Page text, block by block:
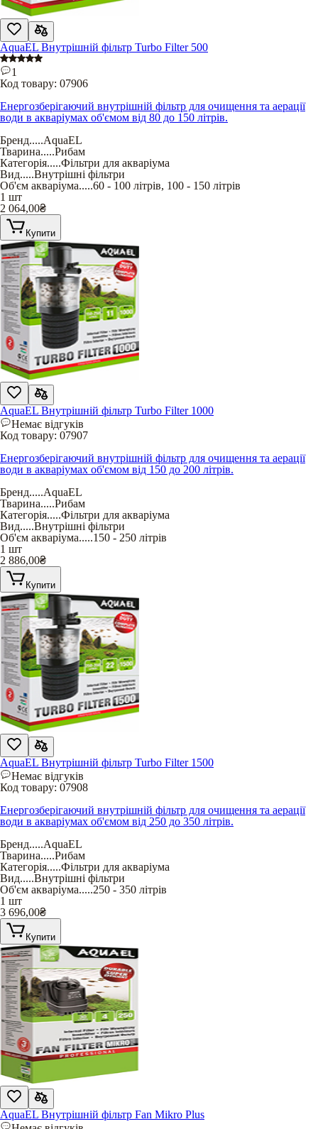
AquaEL Внутрішній фільтр Turbo Filter 500
1
Код товару: 07906
Енергозберігаючий внутрішній фільтр для очищення та аерації
води в акваріумах об'ємом від 80 до 150 літрів.
Бренд.....AquaEL
Тварина.....Рибам
Категорія.....Фільтри для акваріума
Вид.....Внутрішні фільтри
Об'єм акваріума.....60 - 100 літрів, 100 - 150 літрів
1 шт
2 064,00₴
Купити
AquaEL Внутрішній фільтр Turbo Filter 1000
Немає відгуків
Код товару: 07907
Енергозберігаючий внутрішній фільтр для очищення та аерації
води в акваріумах об'ємом від 150 до 200 літрів.
Бренд.....AquaEL
Тварина.....Рибам
Категорія.....Фільтри для акваріума
Вид.....Внутрішні фільтри
Об'єм акваріума.....150 - 250 літрів
1 шт
2 886,00₴
Купити
AquaEL Внутрішній фільтр Turbo Filter 1500
Немає відгуків
Код товару: 07908
Енергозберігаючий внутрішній фільтр для очищення та аерації
води в акваріумах об'ємом від 250 до 350 літрів.
Бренд.....AquaEL
Тварина.....Рибам
Категорія.....Фільтри для акваріума
Вид.....Внутрішні фільтри
Об'єм акваріума.....250 - 350 літрів
1 шт
3 696,00₴
Купити
AquaEL Внутрішній фільтр Fan Mikro Plus